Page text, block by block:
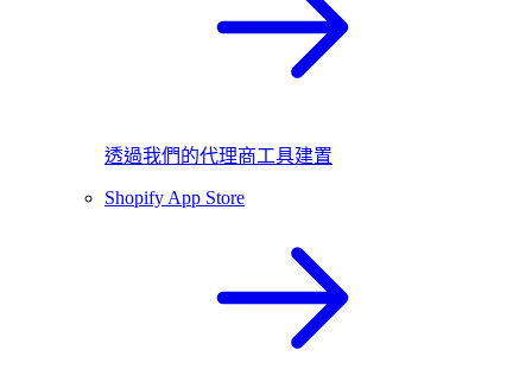
透過我們的代理商工具建置
Shopify App Store